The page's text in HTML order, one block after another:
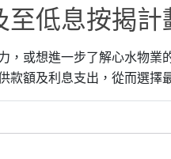
至低息按揭計
或想進一步了解心水物
額及利息支出，從而選擇